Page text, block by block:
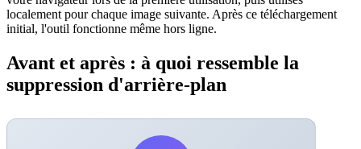
localement pour chaque image suivante. Après ce téléchargement
initial, l'outil fonctionne même hors ligne.
Avant et après : à quoi ressemble la
suppression d'arrière-plan